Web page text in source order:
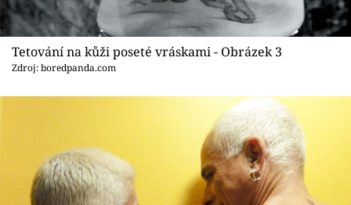
Tetování na kůži poseté vráskami - Obrázek 3
Zdroj: boredpanda.com